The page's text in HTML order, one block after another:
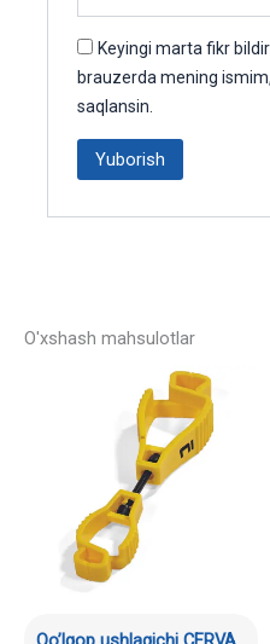
Keyingi marta fikr
brauzerda mening
saqlansin.
O'xshash mahsulotlar